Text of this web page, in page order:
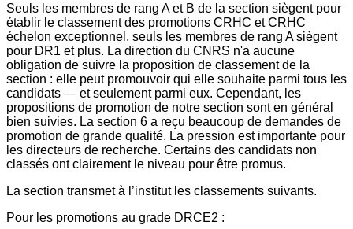
Seuls les membres de rang A et B de la section siègent pour
établir le classement des promotions CRHC et CRHC
échelon exceptionnel, seuls les membres de rang A siègent
pour DR1 et plus. La direction du CNRS n'a aucune
obligation de suivre la proposition de classement de la
section : elle peut promouvoir qui elle souhaite parmi tous les
candidats — et seulement parmi eux. Cependant, les
propositions de promotion de notre section sont en général
bien suivies. La section 6 a reçu beaucoup de demandes de
promotion de grande qualité. La pression est importante pour
les directeurs de recherche. Certains des candidats non
classés ont clairement le niveau pour être promus.
La section transmet à l’institut les classements suivants.
Pour les promotions au grade DRCE2 :